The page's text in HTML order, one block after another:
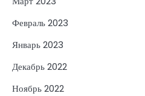
Февраль 2023
Январь 2023
Декабрь 2022
Ноябрь 2022